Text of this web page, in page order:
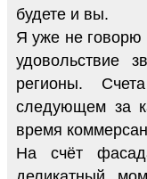
будете и вы.
Я уже не говорю
удовольствие
регионы.
следующем за
время
На счёт